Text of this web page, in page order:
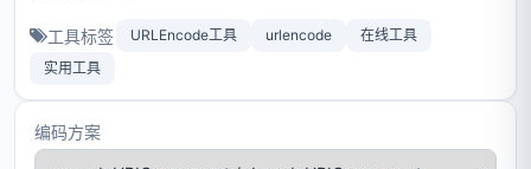
工具标签 URLEncode工具 urlencode
在线工具
实用工具
编码方案